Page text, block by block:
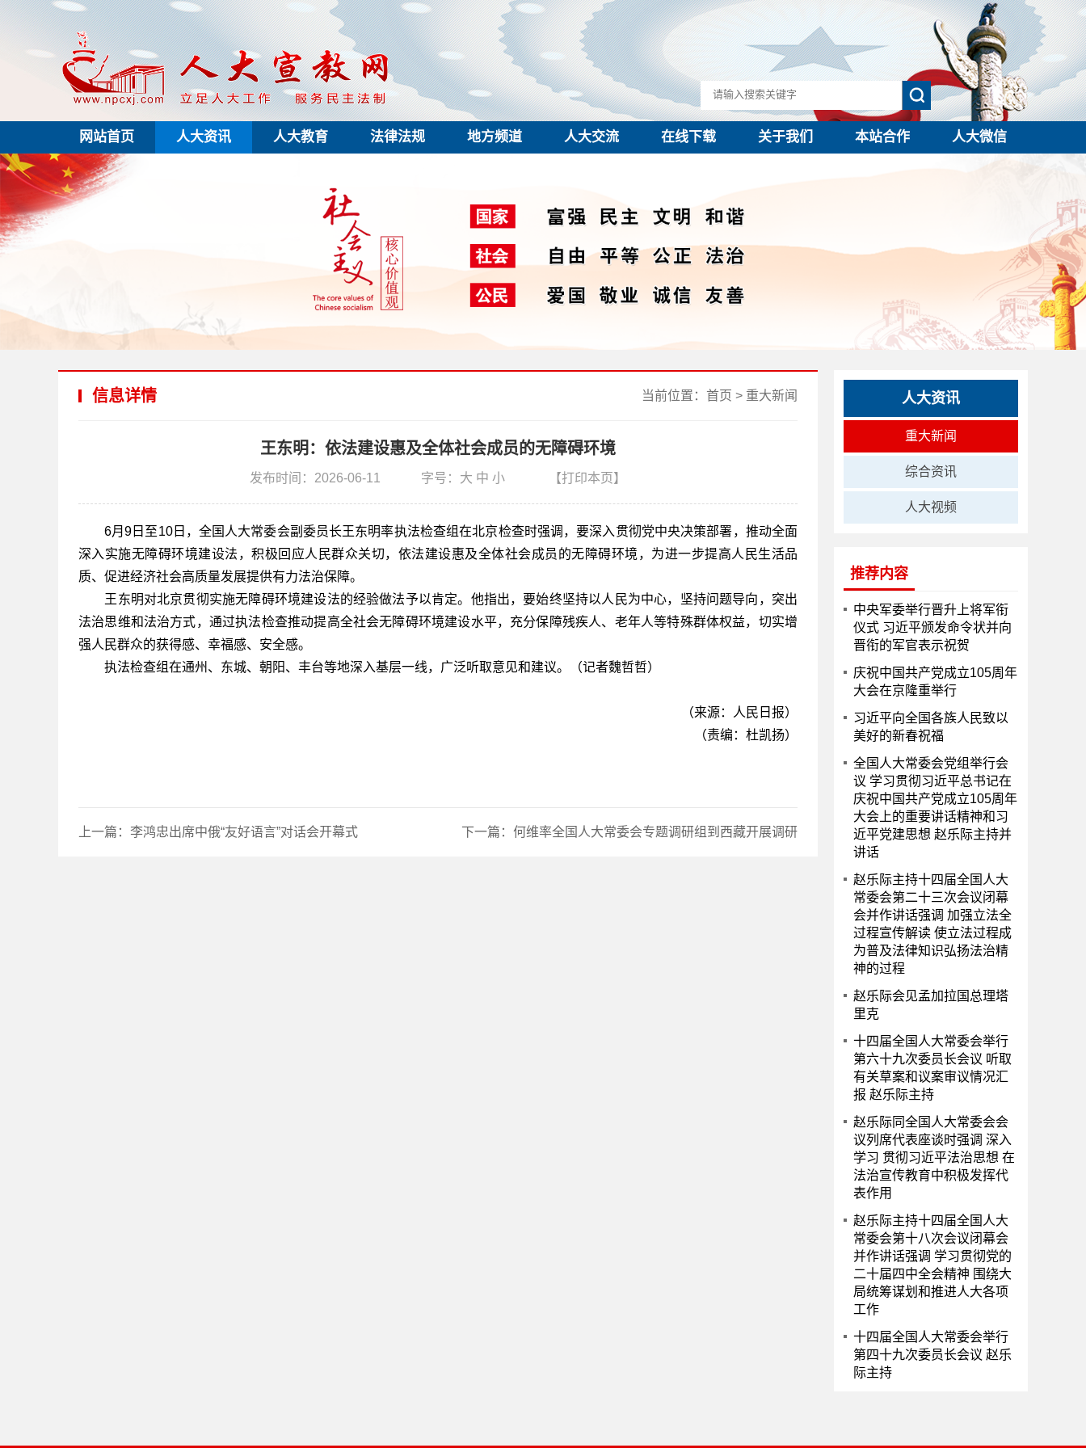
网站首页 人大资讯 人大教育 法律法规 地方频道 人大交流 在线下载 关于我们 本站合作 人大微信
信息详情 当前位置： 首页 > 重大新闻
王东明：依法建设惠及全体社会成员的无障碍环境
发布时间：2026-06-11 字号： 大 中 小 【打印本页】
6月9日至10日，全国人大常委会副委员长王东明率执法检查组在北京检查时强调，要深入贯彻党中央决策部署，推动全面
深入实施无障碍环境建设法，积极回应人民群众关切，依法建设惠及全体社会成员的无障碍环境，为进一步提高人民生活品
质、促进经济社会高质量发展提供有力法治保障。
王东明对北京贯彻实施无障碍环境建设法的经验做法予以肯定。他指出，要始终坚持以人民为中心，坚持问题导向，突出
法治思维和法治方式，通过执法检查推动提高全社会无障碍环境建设水平，充分保障残疾人、老年人等特殊群体权益，切实增
强人民群众的获得感、幸福感、安全感。
执法检查组在通州、东城、朝阳、丰台等地深入基层一线，广泛听取意见和建议。（记者魏哲哲）
（来源：人民日报）
（责编：杜凯扬）
上一篇： 李鸿忠出席中俄“友好语言”对话会开幕式 下一篇： 何维率全国人大常委会专题调研组到西藏开展调研
人大资讯
重大新闻
综合资讯
人大视频
推荐内容
中央军委举行晋升上将军衔
仪式 习近平颁发命令状并向
晋衔的军官表示祝贺
庆祝中国共产党成立105周年
大会在京隆重举行
习近平向全国各族人民致以
美好的新春祝福
全国人大常委会党组举行会
议 学习贯彻习近平总书记在
庆祝中国共产党成立105周年
大会上的重要讲话精神和习
近平党建思想 赵乐际主持并
讲话
赵乐际主持十四届全国人大
常委会第二十三次会议闭幕
会并作讲话强调 加强立法全
过程宣传解读 使立法过程成
为普及法律知识弘扬法治精
神的过程
赵乐际会见孟加拉国总理塔
里克
十四届全国人大常委会举行
第六十九次委员长会议 听取
有关草案和议案审议情况汇
报 赵乐际主持
赵乐际同全国人大常委会会
议列席代表座谈时强调 深入
学习 贯彻习近平法治思想 在
法治宣传教育中积极发挥代
表作用
赵乐际主持十四届全国人大
常委会第十八次会议闭幕会
并作讲话强调 学习贯彻党的
二十届四中全会精神 围绕大
局统筹谋划和推进人大各项
工作
十四届全国人大常委会举行
第四十九次委员长会议 赵乐
际主持